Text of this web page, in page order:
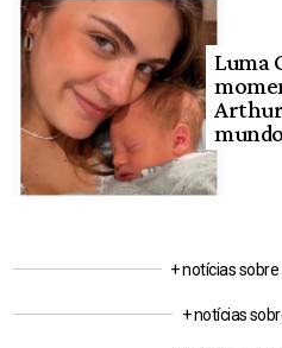
Luma
+ notícias sobre
+ notícias